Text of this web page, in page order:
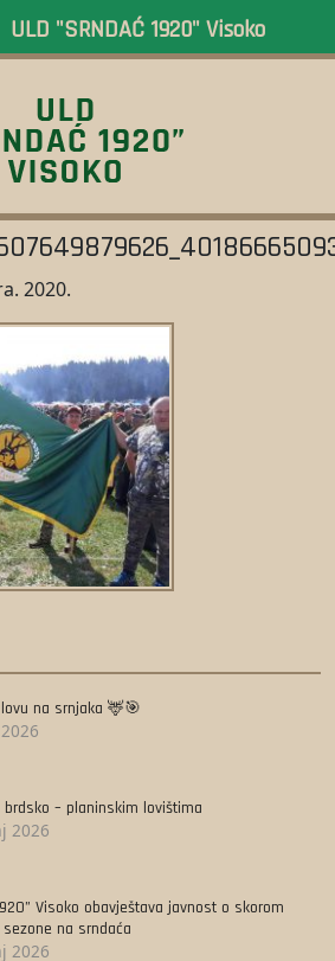
2020.
na srnjaka 🦌🎯
brdsko – planinskim lovištima
2026
Visoko obavještava javnost o skorom
na srndaća
2026
ULD "SRNDAĆ 1920" Visoko